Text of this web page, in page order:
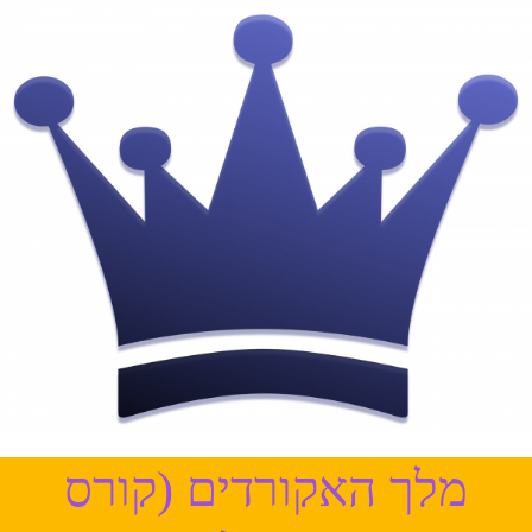
מלך האקורדים (קורס